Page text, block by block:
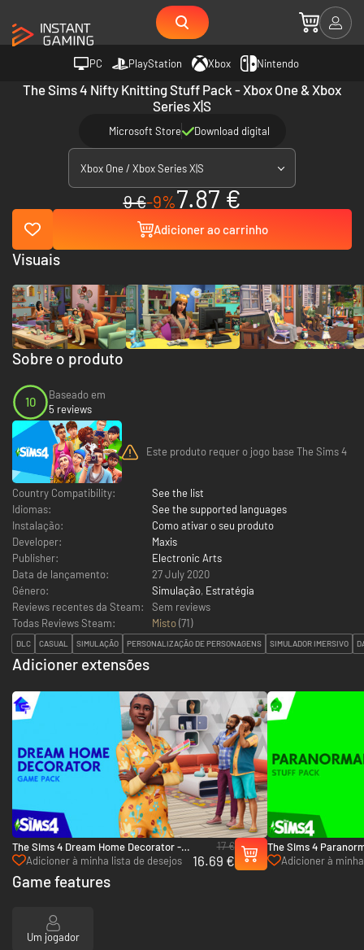
PC PlayStation Xbox Nintendo
The Sims 4 Nifty Knitting Stuff Pack - Xbox One & Xbox
Series X|S
Microsoft Store Download digital
Xbox One / Xbox Series X|S
9 €-9%7.87 €
Adicioner ao carrinho
Sobre o produto
10
Baseado em
5 reviews
Este produto requer o jogo base The Sims 4
Country Compatibility:
See the list
Idiomas:
See the supported languages
Instalação:
Como ativar o seu produto
Developer:
Maxis
Publisher:
Electronic Arts
Data de lançamento:
27 July 2020
Género:
Simulação, Estratégia
Reviews recentes da Steam:
Sem reviews
Todas Reviews Steam:
Misto(71)
DLC CASUAL SIMULAÇÃO PERSONALIZAÇÃO DE PERSONAGENS SIMULADOR IMERSIVO
Adicioner extensões
The Sims 4 Dream Home Decorator -
Xbox One & Xbox Series X|S
Adicioner à minha lista de desejos
17 €
16.69 €
The Sims 4
Xbox One & Xbox
Adicioner à
Visuais
Game features
Um jogador